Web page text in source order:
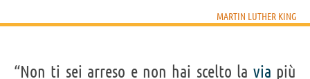
MARTIN LUTHER KING
“Non ti sei arreso e non hai scelto la via più